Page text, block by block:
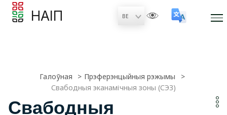
НАІП
Галоўная
Прэферэнцыйныя рэжымы
Свабодныя эканамічныя зоны (СЭЗ)
Свабодныя